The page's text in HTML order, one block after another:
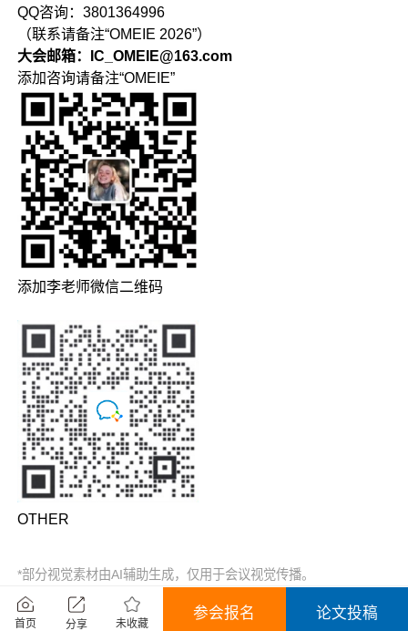
QQ咨询：3801364996
（联系请备注“OMEIE 2026”）
大会邮箱：IC_OMEIE@163.com
添加咨询请备注“OMEIE”
添加李老师微信二维码
OTHER
*部分视觉素材由AI辅助生成，仅用于会议视觉传播。
首页 分享 未收藏
参会报名 论文投稿